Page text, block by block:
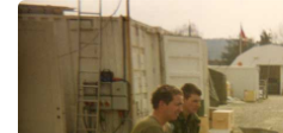
Previous